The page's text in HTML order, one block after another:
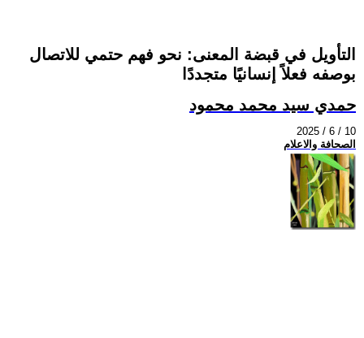
التأويل في قبضة المعنى: نحو فهم حتمي للاتصال
بوصفه فعلاً إنسانيًا متجددًا
حمدي سيد محمد محمود
2025 / 6 / 10
الصحافة والاعلام